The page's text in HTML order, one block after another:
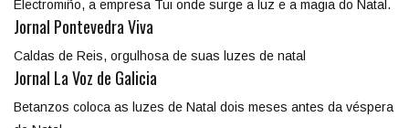
Electromiño, a empresa Tui onde surge a luz e a magia do Natal.
Jornal Pontevedra Viva
Caldas de Reis, orgulhosa de suas luzes de natal
Jornal La Voz de Galicia
Betanzos coloca as luzes de Natal dois meses antes da véspera